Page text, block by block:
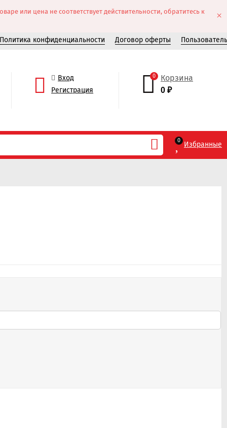
или цена не соответствует действительности, обратитесь к
×
Политика конфиденциальности Договор оферты
Вход
Регистрация
0 Корзина
0₽
0 Избранные